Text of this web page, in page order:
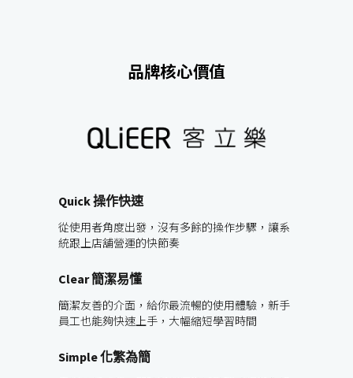
品牌核心價值
Quick 操作快速
從使用者角度出發，沒有多餘的操作步驟，讓系
統跟上店舖營運的快節奏
Clear 簡潔易懂
簡潔友善的介面，給你最流暢的使用體驗，新手
員工也能夠快速上手，大幅縮短學習時間
Simple 化繁為簡